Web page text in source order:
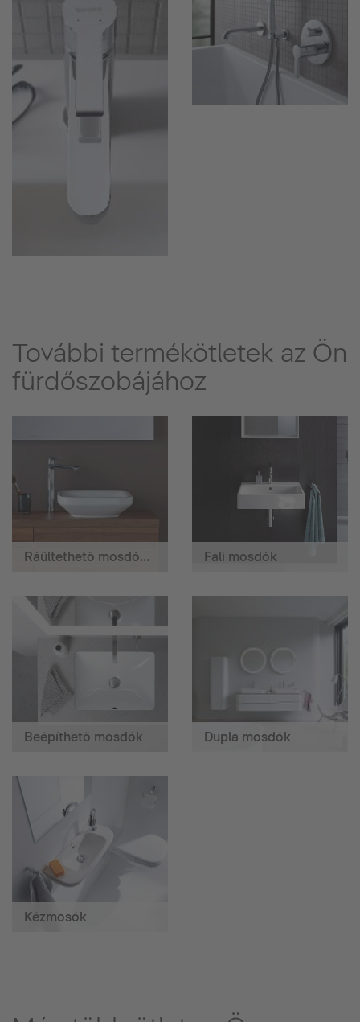
További termékötletek az Ön
fürdőszobájához
Ráültethető mosdók/mosdók Fali mosdók
Beépíthető mosdók Dupla mosdók
Kézmosók